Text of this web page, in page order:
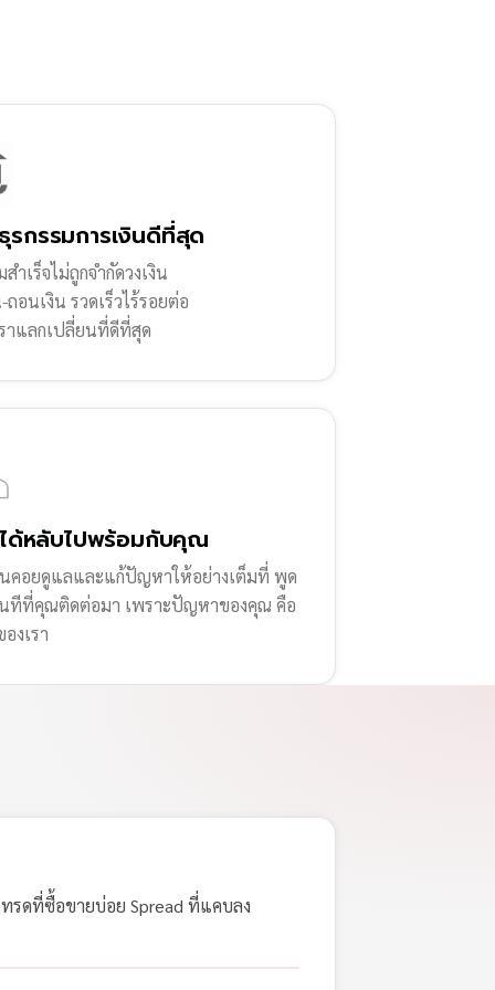
กรรมการเงินดีที่สุด
ำเร็จไม่ถูกจำกัดวงเงิน
ถอนเงิน รวดเร็วไร้รอยต่อ
าแลกเปลี่ยนที่ดีที่สุด
ได้หลับไปพร้อมกับคุณ
คอยดูแลและแก้ปัญหาให้อย่างเต็มที่ พูด
ทีที่คุณติดต่อมา เพราะปัญหาของคุณ คือ
งเรา
รดที่ซื้อขายบ่อย Spread ที่แคบลง